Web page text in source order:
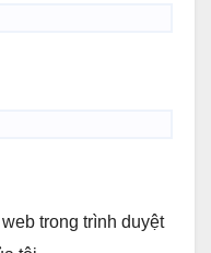
trong trình duyệt